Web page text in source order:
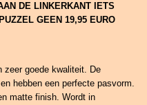
DE LINKERKANT IETS
GEEN 19,95 EURO
zeer goede kwaliteit. De
hebben een perfecte pasvorm.
matte finish. Wordt in